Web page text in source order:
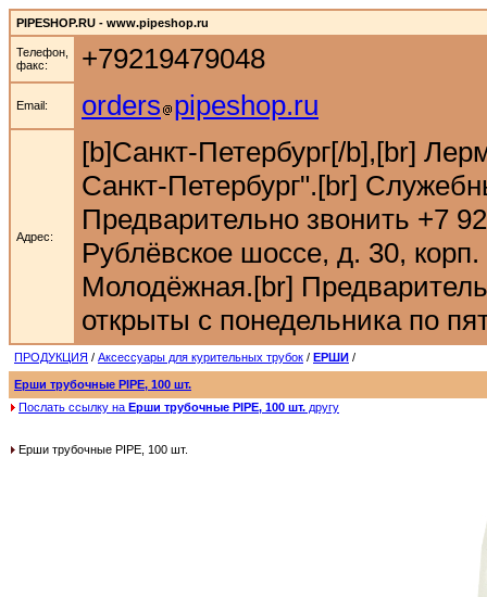
PIPESHOP.RU - www.pipeshop.ru
Телефон,
факс:
+79219479048
Email: orders pipeshop.ru
Адрес:
[b]Санкт-Петербург[/b],[br]
Санкт-Петербург".[br]
Предварительно звонить +7
Рублёвское шоссе, д. 30,
Молодёжная.[br]
открыты с понедельника по
ПРОДУКЦИЯ / Аксессуары для курительных трубок / ЕРШИ /
Ерши трубочные PIPE, 100 шт.
Послать ссылку на Ерши трубочные PIPE, 100 шт. другу
Ерши трубочные PIPE, 100 шт.